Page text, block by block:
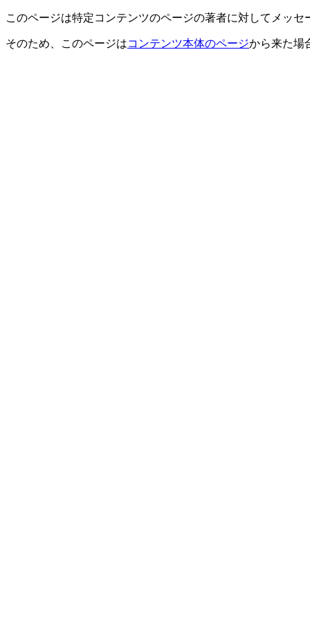
このページは特定コンテンツのページの著者に対してメッ
そのため、このページはコンテンツ本体のページから来た場